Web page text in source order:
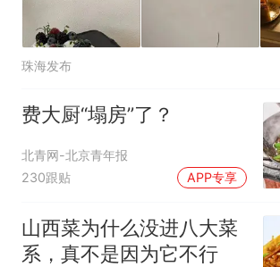
珠海发布
费大厨“塌房”了？
北青网-北京青年报
230跟贴
APP专享
山西菜为什么没进八大菜
系，真不是因为它不行